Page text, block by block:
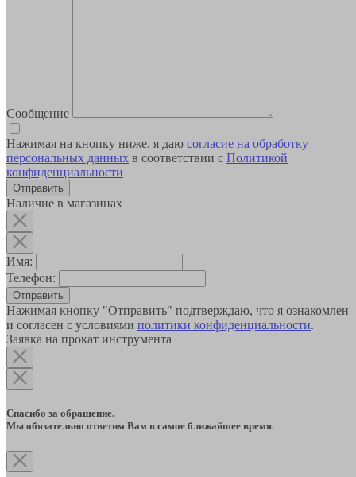
Сообщение
Нажимая на кнопку ниже, я даю согласие на обработку
персональных данных в соответствии с Политикой
конфиденциальности
Наличие в магазинах
Имя:
Телефон:
Отправить
Нажимая кнопку "Отправить" подтверждаю, что я ознакомлен
и согласен с условиями политики конфиденциальности.
Заявка на прокат инструмента
Спасибо за обращение.
Мы обязательно ответим Вам в самое ближайшее время.